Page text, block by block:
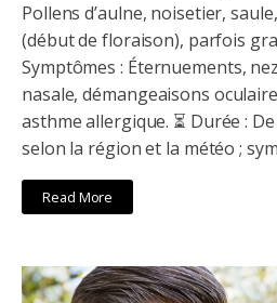
Pollens d’aulne, noisetier,
(début de floraison), parfois
Symptômes : Éternuements,
nasale, démangeaisons
asthme allergique. ⏳ Durée :
selon la région et la météo ;
Read More